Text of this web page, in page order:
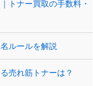
トナー買取の手数料・
ルールを解説
売れ筋トナーは？